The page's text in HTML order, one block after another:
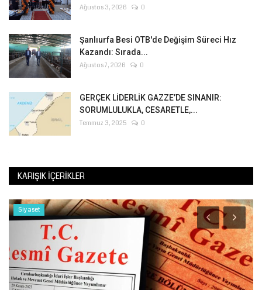
Ağustos 3, 2026 0
Şanlıurfa Besi OTB'de Değişim Süreci Hız
Kazandı: Sırada...
Ağustos 7, 2026 0
GERÇEK LİDERLİK GAZZE’DE SINANIR:
SORUMLULUKLA, CESARETLE,...
Temmuz 3, 2025 0
KARIŞIK İÇERIKLER
Siyaset